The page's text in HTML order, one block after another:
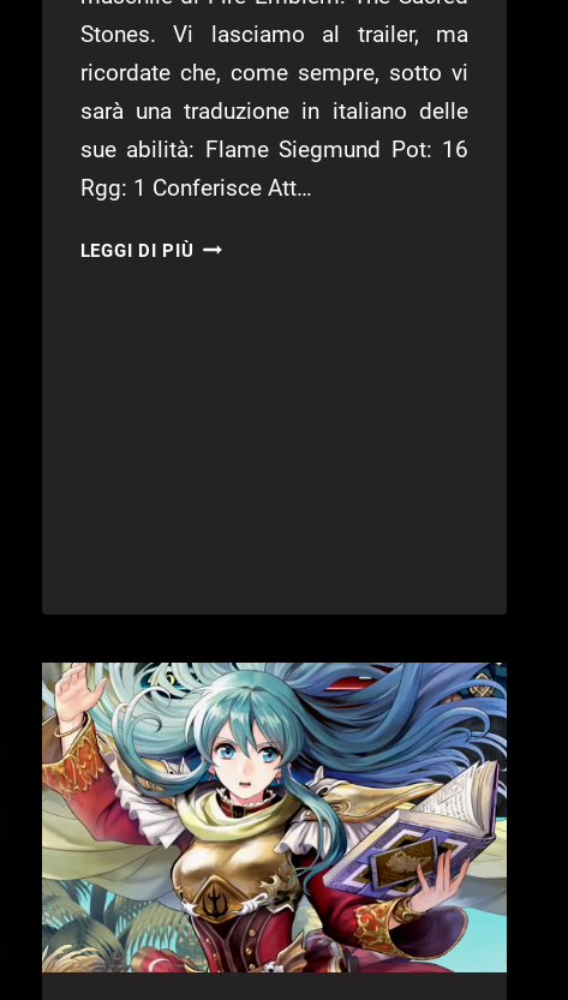
Stones. Vi lasciamo al trailer, ma
ricordate che, come sempre, sotto vi
sarà una traduzione in italiano delle
sue abilità: Flame Siegmund Pot: 16
Rgg: 1 Conferisce Att…
LEGGI DI PIÙ UN